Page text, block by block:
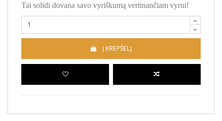
Tai solidi dovana savo vyriškumą vertinančiam vyrui!
Į KREPŠELĮ